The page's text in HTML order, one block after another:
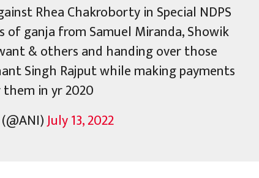
Rhea Chakroborty in Special NDPS
ganja from Samuel Miranda, Showik
& others and handing over those
Singh Rajput while making payments
in yr 2020
July 13, 2022